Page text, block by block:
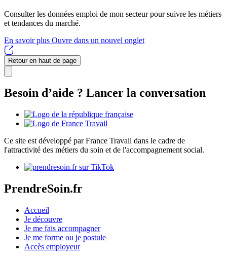
Consulter les données emploi de mon secteur pour suivre les métiers
et tendances du marché.
En savoir plus Ouvre dans un nouvel onglet
Retour en haut de page
Besoin d’aide ? Lancer la conversation
Ce site est développé par France Travail dans le cadre de
l'attractivité des métiers du soin et de l'accompagnement social.
PrendreSoin.fr
Accueil
Je découvre
Je me fais accompagner
Je me forme ou je postule
Accès employeur